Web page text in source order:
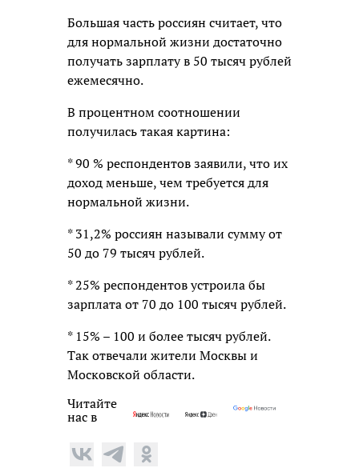
Большая часть россиян считает, что
для нормальной жизни достаточно
получать зарплату в 50 тысяч рублей
ежемесячно.
В процентном соотношении
получилась такая картина:
* 90 % респондентов заявили, что их
доход меньше, чем требуется для
нормальной жизни.
* 31,2% россиян называли сумму от
50 до 79 тысяч рублей.
* 25% респондентов устроила бы
зарплата от 70 до 100 тысяч рублей.
* 15% – 100 и более тысяч рублей.
Так отвечали жители Москвы и
Московской области.
Читайте
нас в